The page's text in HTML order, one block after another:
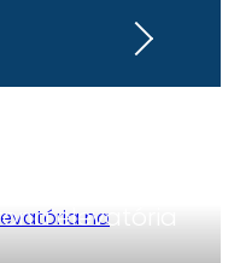
elevatória